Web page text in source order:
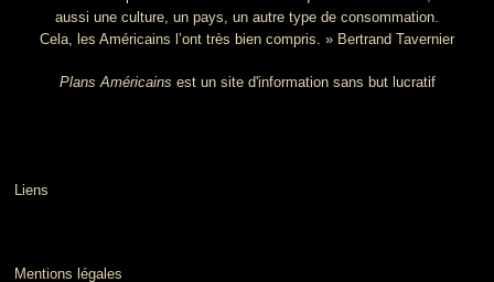
aussi une culture, un pays, un autre type de consommation.
Cela, les Américains l’ont très bien compris. » Bertrand Tavernier
Plans Américains est un site d'information sans but lucratif
Liens
Mentions légales